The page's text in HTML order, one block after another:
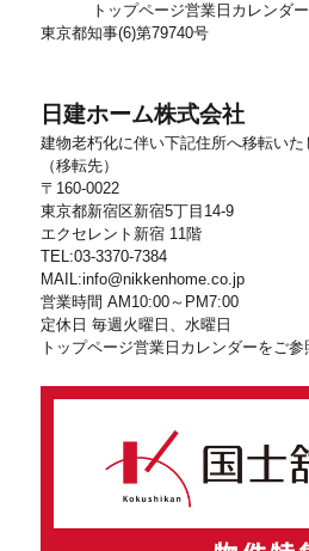
トップページ営業日カレンダー
東京都知事(6)第79740号
日建ホーム株式会社
建物老朽化に伴い下記住所へ移転いた
（移転先）
〒160-0022
東京都新宿区新宿5丁目14-9
エクセレント新宿 11階
TEL:03-3370-7384
MAIL:info@nikkenhome.co.jp
営業時間 AM10:00～PM7:00
定休日 毎週火曜日、水曜日
トップページ営業日カレンダーをご